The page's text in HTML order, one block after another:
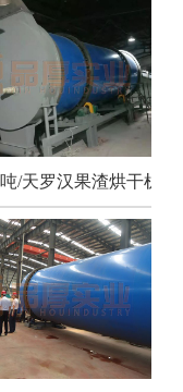
/天罗汉果渣烘干机项